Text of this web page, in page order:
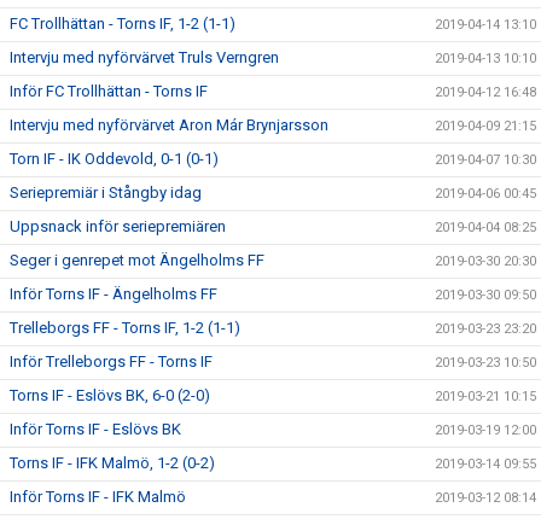
FC Trollhättan - Torns IF, 1-2 (1-1) 2019-04-14 13:10
Intervju med nyförvärvet Truls Verngren 2019-04-13 10:10
Inför FC Trollhättan - Torns IF 2019-04-12 16:48
Intervju med nyförvärvet Aron Már Brynjarsson 2019-04-09 21:15
Torn IF - IK Oddevold, 0-1 (0-1) 2019-04-07 10:30
Seriepremiär i Stångby idag 2019-04-06 00:45
Uppsnack inför seriepremiären 2019-04-04 08:25
Seger i genrepet mot Ängelholms FF 2019-03-30 20:30
Inför Torns IF - Ängelholms FF 2019-03-30 09:50
Trelleborgs FF - Torns IF, 1-2 (1-1) 2019-03-23 23:20
Inför Trelleborgs FF - Torns IF 2019-03-23 10:50
Torns IF - Eslövs BK, 6-0 (2-0) 2019-03-21 10:15
Inför Torns IF - Eslövs BK 2019-03-19 12:00
Torns IF - IFK Malmö, 1-2 (0-2) 2019-03-14 09:55
Inför Torns IF - IFK Malmö 2019-03-12 08:14